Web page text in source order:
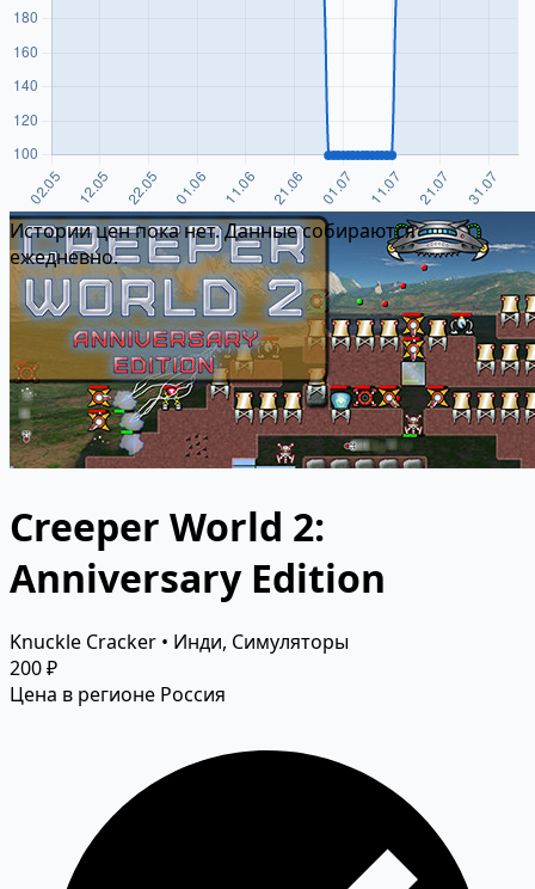
Истории цен пока нет. Данные собираются
ежедневно.
Creeper World 2:
Anniversary Edition
Knuckle Cracker • Инди, Симуляторы
200 ₽
Цена в регионе Россия